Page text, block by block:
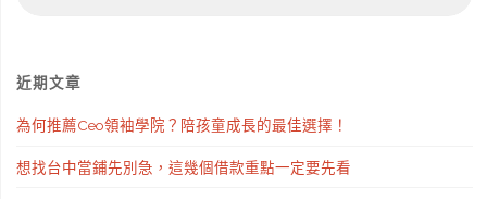
近期文章
為何推薦Ceo領袖學院？陪孩童成長的最佳選擇！
想找台中當鋪先別急，這幾個借款重點一定要先看